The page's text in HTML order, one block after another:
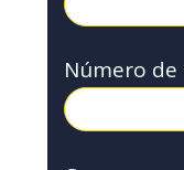
Número